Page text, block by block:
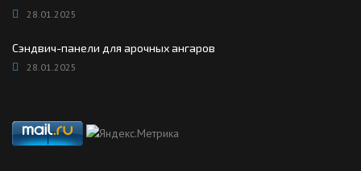
28.01.2025
Сэндвич-панели для арочных ангаров
28.01.2025